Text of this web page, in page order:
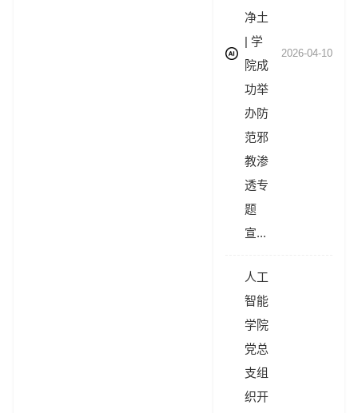
净土
| 学
院成
功举
办防
范邪
教渗
透专
题
宣...
2026-04-10
人工
智能
学院
党总
支组
织开